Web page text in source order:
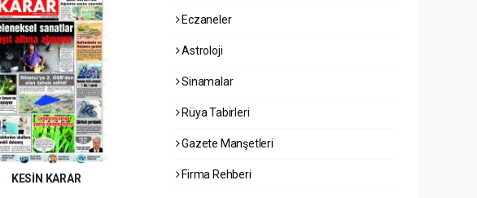
KESİN KARAR
Eczaneler
Astroloji
Sinamalar
Rüya Tabirleri
Gazete Manşetleri
Firma Rehberi